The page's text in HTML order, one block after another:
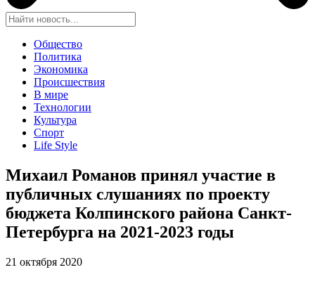
Общество
Политика
Экономика
Происшествия
В мире
Технологии
Культура
Спорт
Life Style
Михаил Романов принял участие в
публичных слушаниях по проекту
бюджета Колпинского района Санкт-
Петербурга на 2021-2023 годы
21 октября 2020